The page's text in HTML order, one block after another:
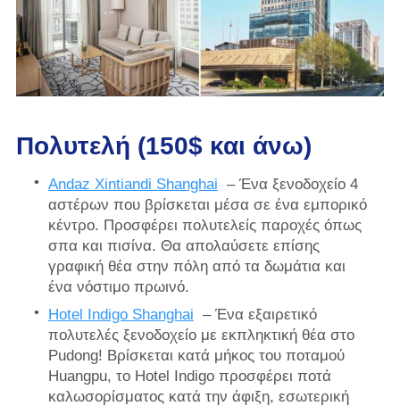
Πολυτελή (150$ και άνω)
Andaz Xintiandi Shanghai – Ένα ξενοδοχείο 4
αστέρων που βρίσκεται μέσα σε ένα εμπορικό
κέντρο. Προσφέρει πολυτελείς παροχές όπως
σπα και πισίνα. Θα απολαύσετε επίσης
γραφική θέα στην πόλη από τα δωμάτια και
ένα νόστιμο πρωινό.
Hotel Indigo Shanghai – Ένα εξαιρετικό
πολυτελές ξενοδοχείο με εκπληκτική θέα στο
Pudong! Βρίσκεται κατά μήκος του ποταμού
Huangpu, το Hotel Indigo προσφέρει ποτά
καλωσορίσματος κατά την άφιξη, εσωτερική